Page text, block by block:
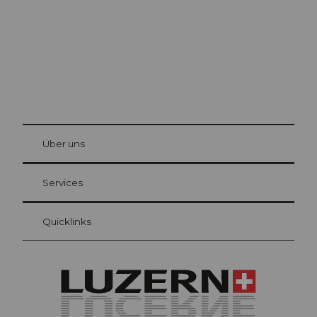
Gästekarte Luzern
Ihre Vorteile als Übernachtungsgast
at Bre
Über uns
Services
Quicklinks